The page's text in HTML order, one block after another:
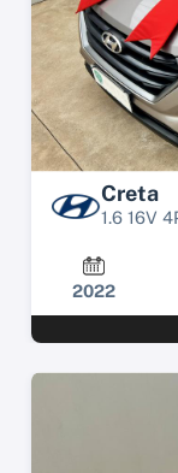
Creta
1.6 16V
2022